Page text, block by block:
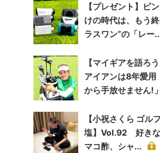
【プレゼント】ピ
けの時代は、もう
ラスワン”の「レー
【マイギアを語ろ
アイアンは8年愛用
から手放せません!」
【小祝さくら ゴル
塩】Vol.92 好きな
マコ酢、シャ...